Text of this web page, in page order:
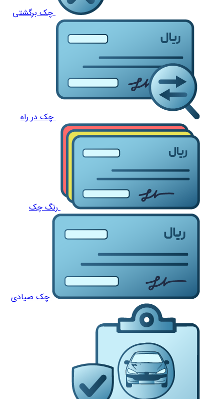
چک برگشتی
چک در راه
رنگ چک
چک صیادی